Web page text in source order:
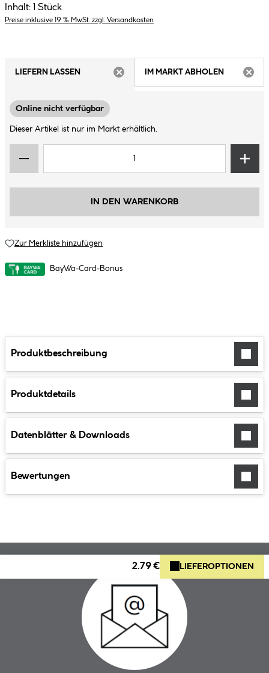
Inhalt: 1 Stück
Preise inklusive 19 % MwSt. zzgl. Versandkosten
LIEFERN LASSEN
IM MARKT ABHOLEN
Online nicht verfügbar
Dieser Artikel ist nur im Markt erhältlich.
IN DEN WARENKORB
Zur Merkliste hinzufügen
BayWa-Card-Bonus
Produktbeschreibung
Produktdetails
Datenblätter & Downloads
Bewertungen
2.79 € LIEFEROPTIONEN